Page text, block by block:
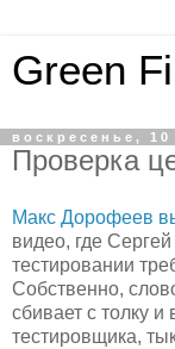
Green
воскресенье, 10
Проверка
Макс Дорофеев
видео, где
тестировании
Собственно,
сбивает с толку
тестировщика,